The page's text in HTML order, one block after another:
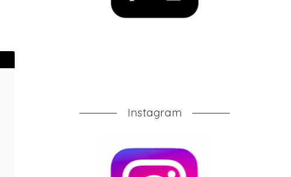
Instagram